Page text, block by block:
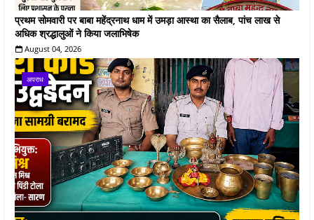
प्रथम सोमवारी पर बाबा महेंद्रनाथ धाम में उमड़ा आस्था का सैलाब, पांच लाख से
अधिक श्रद्धालुओं ने किया जलाभिषेक
August 04, 2026
अपराध